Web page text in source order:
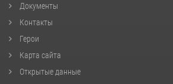
Документы
Контакты
Герои
Карта сайта
Открытые данные